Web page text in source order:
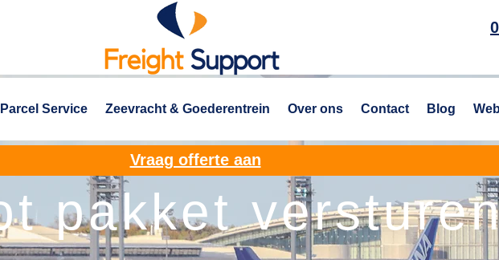
Parcel Service Zeevracht & Goederentrein Over ons Contact Blog
pakket
Vraag offerte aan